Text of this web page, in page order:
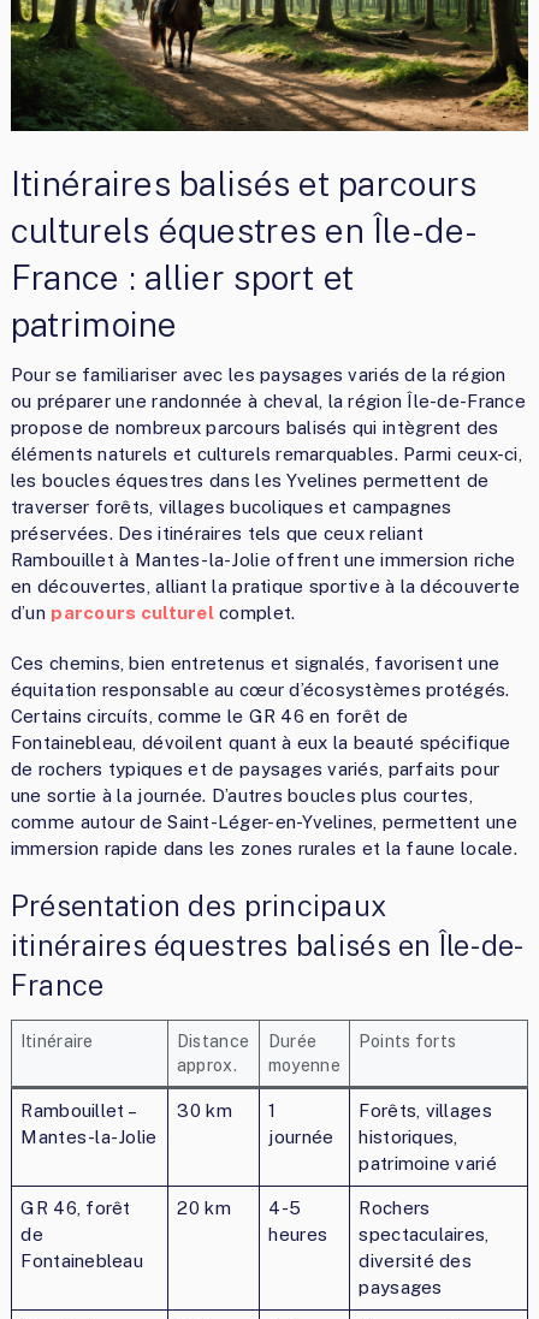
Itinéraires balisés et parcours
culturels équestres en Île-de-
France : allier sport et
patrimoine
Pour se familiariser avec les paysages variés de la région
ou préparer une randonnée à cheval, la région Île-de-France
propose de nombreux parcours balisés qui intègrent des
éléments naturels et culturels remarquables. Parmi ceux-ci,
les boucles équestres dans les Yvelines permettent de
traverser forêts, villages bucoliques et campagnes
préservées. Des itinéraires tels que ceux reliant
Rambouillet à Mantes-la-Jolie offrent une immersion riche
en découvertes, alliant la pratique sportive à la découverte
d’un parcours culturelcomplet.
Ces chemins, bien entretenus et signalés, favorisent une
équitation responsable au cœur d’écosystèmes protégés.
Certains circuíts, comme le GR 46 en forêt de
Fontainebleau, dévoilent quant à eux la beauté spécifique
de rochers typiques et de paysages variés, parfaits pour
une sortie à la journée. D’autres boucles plus courtes,
comme autour de Saint-Léger-en-Yvelines, permettent une
immersion rapide dans les zones rurales et la faune locale.
Présentation des principaux
itinéraires équestres balisés en Île-de-
France
Itinéraire
Distance
approx.
Durée
moyenne
Points forts
Rambouillet –
Mantes-la-Jolie
30 km
1
journée
Forêts, villages
historiques,
patrimoine varié
GR 46, forêt
de
Fontainebleau
20 km
4-5
heures
Rochers
spectaculaires,
diversité des
paysages